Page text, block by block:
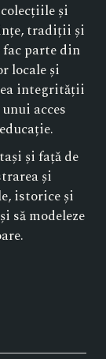
și
tradiții și
parte din
locale și
integrității
acces
și față de
și
istorice și
să modeleze